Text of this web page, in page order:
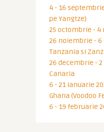
4 - 16
pe Yangtze)
25 octombrie -
26 noiembrie -
Tanzania si
26 decembrie -
Canaria
6 - 21 ianuarie
Ghana (Voodoo
6 - 19 februarie